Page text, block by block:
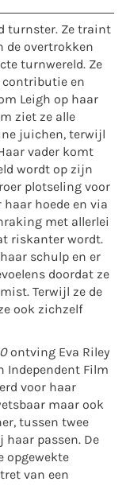
turnster. Ze traint
de overtrokken
turnwereld. Ze
contributie en
Leigh op haar
ziet ze alle
juichen, terwijl
vader komt
wordt op zijn
plotseling voor
haar hoede en via
met allerlei
riskanter wordt.
schulp en er
doordat ze
Terwijl ze de
ook zichzelf
ontving Eva Riley
Independent Film
voor haar
maar ook
tussen twee
haar passen. De
opgewekte
van een